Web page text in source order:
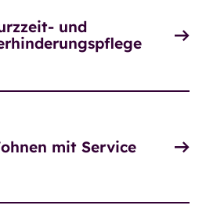
und
mit Service